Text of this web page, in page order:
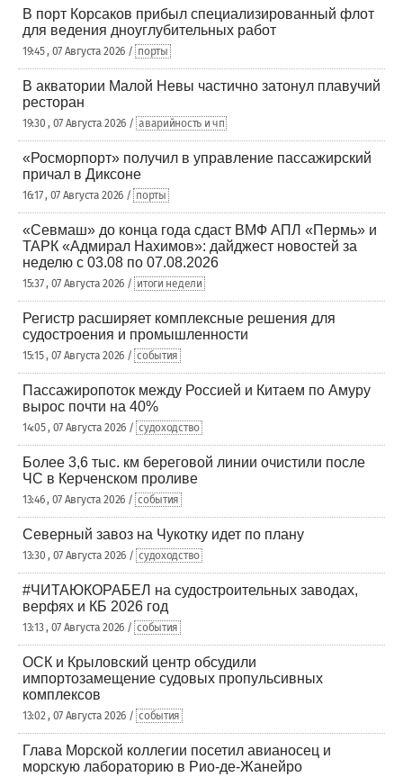
В порт Корсаков прибыл специализированный флот
для ведения дноуглубительных работ
19:45 , 07 Августа 2026 / порты
В акватории Малой Невы частично затонул плавучий
ресторан
19:30 , 07 Августа 2026 / аварийность и чп
«Росморпорт» получил в управление пассажирский
причал в Диксоне
16:17 , 07 Августа 2026 / порты
«Севмаш» до конца года сдаст ВМФ АПЛ «Пермь» и
ТАРК «Адмирал Нахимов»: дайджест новостей за
неделю с 03.08 по 07.08.2026
15:37 , 07 Августа 2026 / итоги недели
Регистр расширяет комплексные решения для
судостроения и промышленности
15:15 , 07 Августа 2026 / события
Пассажиропоток между Россией и Китаем по Амуру
вырос почти на 40%
14:05 , 07 Августа 2026 / судоходство
Более 3,6 тыс. км береговой линии очистили после
ЧС в Керченском проливе
13:46 , 07 Августа 2026 / события
Северный завоз на Чукотку идет по плану
13:30 , 07 Августа 2026 / судоходство
#ЧИТАЮКОРАБЕЛ на судостроительных заводах,
верфях и КБ 2026 год
13:13 , 07 Августа 2026 / события
ОСК и Крыловский центр обсудили
импортозамещение судовых пропульсивных
комплексов
13:02 , 07 Августа 2026 / события
Глава Морской коллегии посетил авианосец и
морскую лабораторию в Рио-де-Жанейро